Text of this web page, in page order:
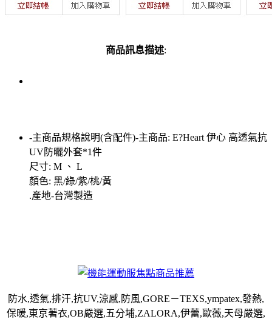
商品訊息描述:
-主商品規格說明(含配件)-主商品: E?Heart 伊心 高透氣抗
UV防曬外套*1件
尺寸: M 、 L
顏色: 黑/綠/紫/桃/黃
.產地-台灣製造
防水,透氣,排汗,抗UV,涼感,防風,GORE－TEXS,ympatex,發熱,
保暖,東京著衣,OB嚴選,五分埔,ZALORA,伊蕾,歐薇,天母嚴選,